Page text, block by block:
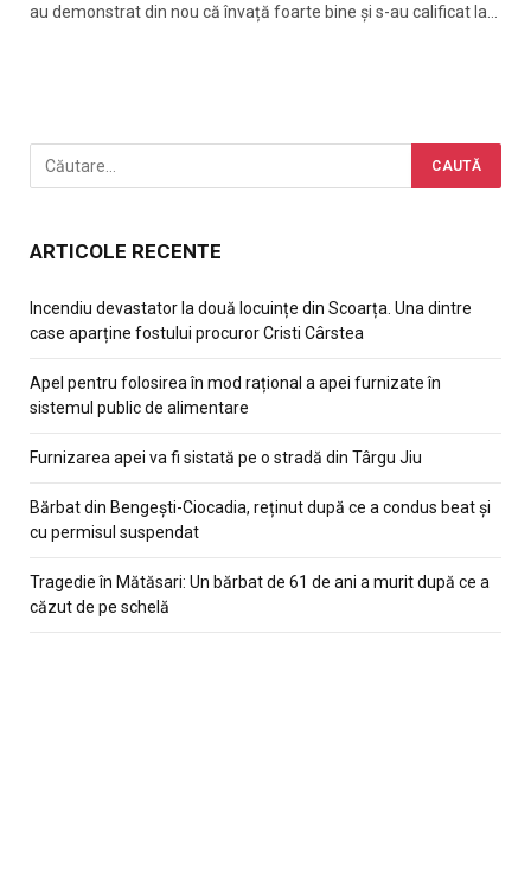
au demonstrat din nou că învață foarte bine și s-au calificat la…
ARTICOLE RECENTE
Incendiu devastator la două locuințe din Scoarța. Una dintre
case aparține fostului procuror Cristi Cârstea
Apel pentru folosirea în mod rațional a apei furnizate în
sistemul public de alimentare
Furnizarea apei va fi sistată pe o stradă din Târgu Jiu
Bărbat din Bengești-Ciocadia, reținut după ce a condus beat și
cu permisul suspendat
Tragedie în Mătăsari: Un bărbat de 61 de ani a murit după ce a
căzut de pe schelă